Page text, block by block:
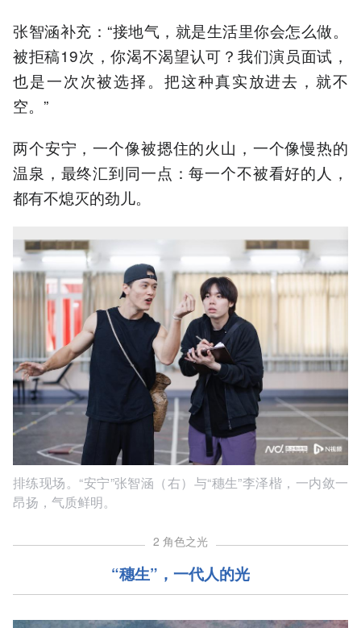
张智涵补充：“接地气，就是生活里你会怎么做。
被拒稿19次，你渴不渴望认可？我们演员面试，
也是一次次被选择。把这种真实放进去，就不
空。”
两个安宁，一个像被摁住的火山，一个像慢热的
温泉，最终汇到同一点：每一个不被看好的人，
都有不熄灭的劲儿。
排练现场。“安宁”张智涵（右）与“穗生”李泽楷，一内敛一
昂扬，气质鲜明。
2 角色之光
“穗生” ，一代人的光